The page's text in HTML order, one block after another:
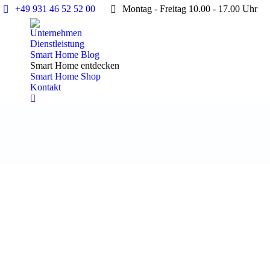
+49 931 46 52 52 00 Montag - Freitag 10.00 - 17.00 Uhr
Unternehmen
Dienstleistung
Smart Home Blog
Smart Home entdecken
Smart Home Shop
Kontakt
Search: